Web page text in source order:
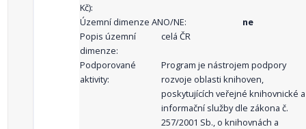
Kč):
Územní dimenze ANO/NE:
ne
Popis územní
dimenze:
celá ČR
Podporované
aktivity:
Program je nástrojem podpory
rozvoje oblasti knihoven,
poskytujících veřejné knihovnické a
informační služby dle zákona č.
257/2001 Sb., o knihovnách a